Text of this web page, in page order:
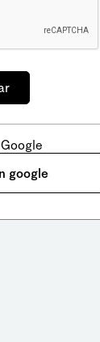
google